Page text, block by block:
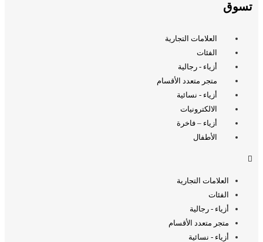
تسوق
العلامات التجارية
الفئات
أزياء - رجالية
متجر متعدد الأقسام
أزياء - نسائية
الالكترونيات
أزياء – فاخرة
الأطفال
العلامات التجارية
الفئات
أزياء - رجالية
متجر متعدد الأقسام
أزياء - نسائية